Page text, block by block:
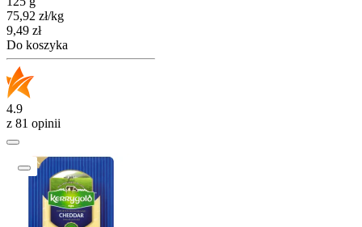
75,92 zł/kg
Cena
9,49 zł
Do koszyka
4.9
z 81 opinii